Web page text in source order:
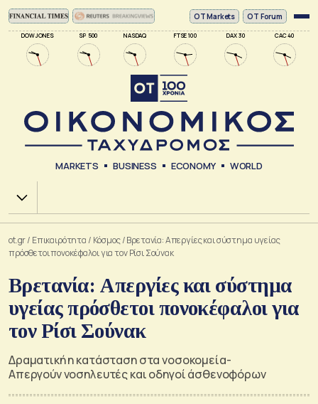
DOW JONES SP 500 NASDAQ FTSE 100 DAX 30 CAC 40
ΟΤ Markets OT Forum
MARKETS BUSINESS ECONOMY WORLD
Χ.Α.
ot.gr/ Επικαιρότητα / Κόσμος/Βρετανία: Απεργίες και σύστημα υγείας
πρόσθετοι πονοκέφαλοι για τον Ρίσι Σούνακ
Βρετανία: Απεργίες και σύστημα
υγείας πρόσθετοι πονοκέφαλοι για
τον Ρίσι Σούνακ
Δραματική η κατάσταση στα νοσοκομεία-
Απεργούν νοσηλευτές και οδηγοί άσθενοφόρων